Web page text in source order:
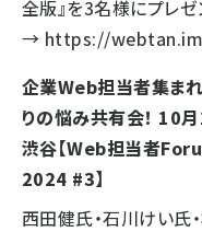
全版』を3名様にプレゼ
→ https://
企業Web担当者集まれ
りの悩み共有会！ 10月
渋谷【Web担当者
2024 #3】
西田健氏・石川けい氏